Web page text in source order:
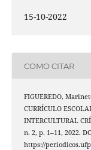
15-10-2022
COMO CITAR
FIGUEREDO,
CURRÍCULO
INTERCULTURAL
n. 2, p. 1–11, 2022.
https://